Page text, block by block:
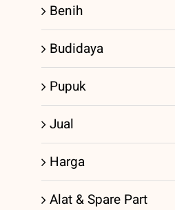
Benih
Budidaya
Pupuk
Jual
Harga
Alat & Spare Part